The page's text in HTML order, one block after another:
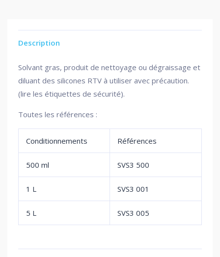
Description
Solvant gras, produit de nettoyage ou dégraissage et
diluant des silicones RTV à utiliser avec précaution.
(lire les étiquettes de sécurité).
Toutes les références :
Conditionnements Références
500 ml SVS3 500
1 L SVS3 001
5 L SVS3 005